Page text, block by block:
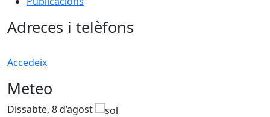
Adreces i telèfons
Accedeix
Meteo
Dissabte, 8 d’agost